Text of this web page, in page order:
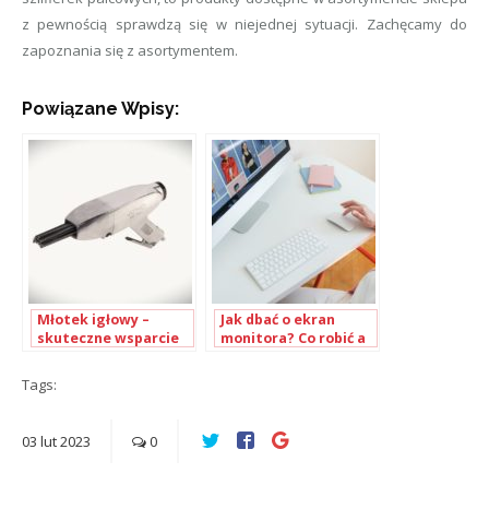
z pewnością sprawdzą się w niejednej sytuacji. Zachęcamy do
zapoznania się z asortymentem.
Powiązane Wpisy:
Młotek igłowy –
skuteczne wsparcie
Jak dbać o ekran
monitora? Co robić a
Tags:
03 lut2023 0